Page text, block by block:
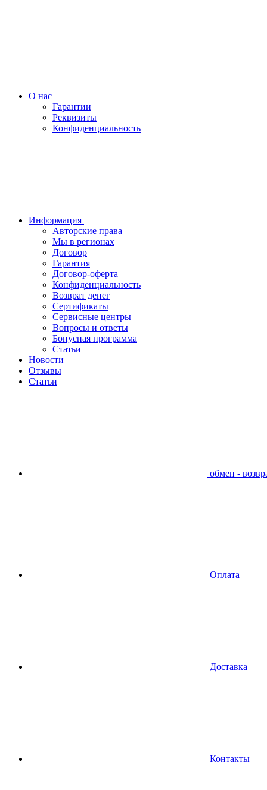
О нас
Гарантии
Реквизиты
Конфиденциальность
Информация
Авторские права
Мы в регионах
Договор
Гарантия
Договор-оферта
Конфиденциальность
Возврат денег
Сертификаты
Сервисные центры
Вопросы и ответы
Бонусная программа
Статьи
Новости
Отзывы
Статьи
обмен -
Оплата
Доставка
Контакты